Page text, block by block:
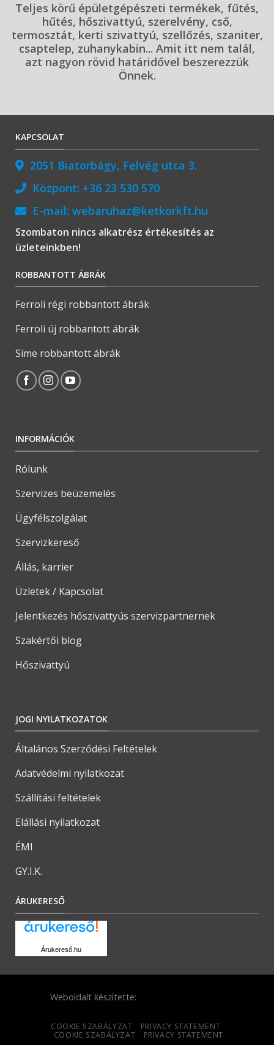
Teljes körű épületgépészeti termékek, fűtés,
hűtés, hőszivattyú, szerelvény, cső,
termosztát, kerti szivattyú, szellőzés, szaniter,
csaptelep, zuhanykabin... Amit itt nem talál,
azt nagyon rövid határidővel beszerezzük
Önnek.
KAPCSOLAT
2051 Biatorbágy, Felvég utca 3.
Központ: +36 23 530 570
E-mail: webaruhaz@ketkorkft.hu
Szombaton nincs alkatrész értékesítés az
üzleteinkben!
ROBBANTOTT ÁBRÁK
Ferroli régi robbantott ábrák
Ferroli új robbantott ábrák
Sime robbantott ábrák
INFORMÁCIÓK
Rólunk
Szervizes beüzemelés
Ügyfélszolgálat
Szervizkereső
Állás, karrier
Üzletek / Kapcsolat
Jelentkezés hőszivattyús szervizpartnernek
Szakértői blog
Hőszivattyú
JOGI NYILATKOZATOK
Általános Szerződési Feltételek
Adatvédelmi nyilatkozat
Szállítási feltételek
Elállási nyilatkozat
ÉMI
GY.I.K.
ÁRUKERESŐ
Árukereső.hu
Weboldalt készítette:
COOKIE SZABÁLYZAT
PRIVACY STATEMENT
COOKIE SZABÁLYZAT
PRIVACY STATEMENT